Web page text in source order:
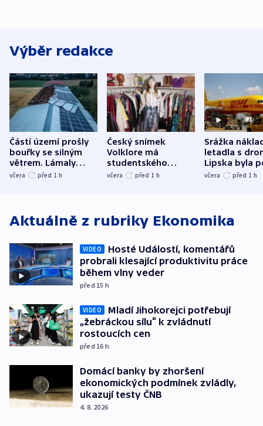
Výběr redakce
Částí území prošly
bouřky se silným
větrem. Lámaly
stromy a poničily
včera před 1 h
Český snímek
Volklore má
studentského
Oscara, zabojuje o
včera před 1 h
Srážka
letadla s
Lipska byla
německého
včera před 1 h
Aktuálně z rubriky Ekonomika
VIDEO
Hosté Událostí, komentářů
probrali klesající produktivitu práce
během vlny veder
před 15 h
VIDEO
Mladí Jihokorejci potřebují
„žebráckou sílu“ k zvládnutí
rostoucích cen
před 16 h
Domácí banky by zhoršení
ekonomických podmínek zvládly,
ukazují testy ČNB
4. 8. 2026